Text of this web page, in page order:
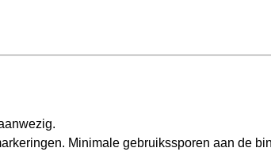
Minimale gebruikssporen aan de